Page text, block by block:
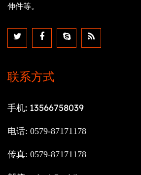
伸件等。
联系方式
手机: 13566758039
电话: 0579-87171178
传真: 0579-87171178